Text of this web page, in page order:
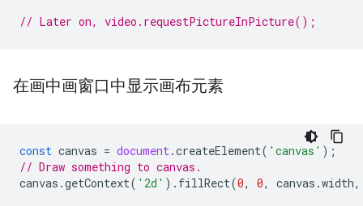
// Later on, video.requestPictureInPicture();
在画中画窗口中显示画布元素
const canvas = document.createElement( 'canvas' );
// Draw something to canvas.
canvas .getContext( '2d' ). fillRect(0, 0, canvas .width,